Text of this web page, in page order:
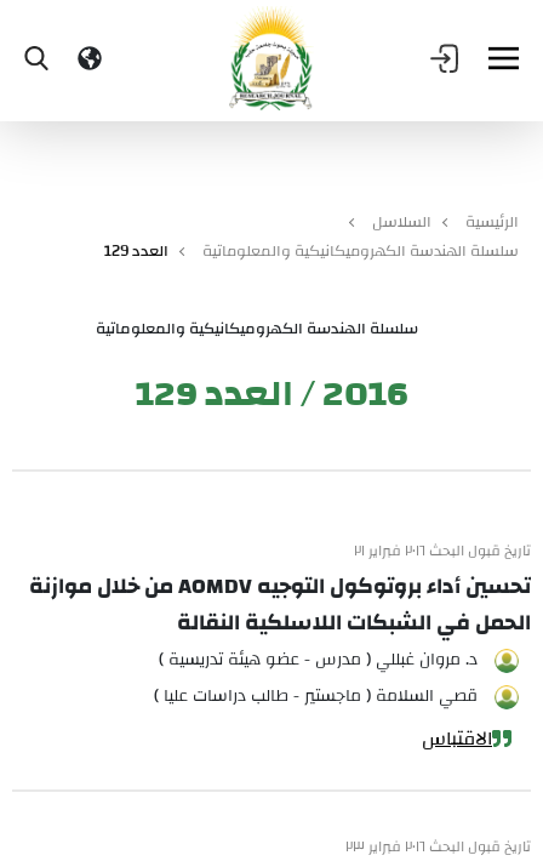
الرئيسية
السلاسل
سلسلة الهندسة الكهروميكانيكية والمعلوماتية
العدد 129
سلسلة الهندسة الكهروميكانيكية والمعلوماتية
2016 / العدد 129
تاريخ قبول البحث ٢٠١٦ فبراير ٢١
تحسين أداء بروتوكول التوجيه AOMDV من خلال موازنة
الحمل في الشبكات اللاسلكية النقالة
د. مروان غبللي ( مدرس - عضو هيئة تدريسية )
قصي السلامة ( ماجستير - طالب دراسات عليا )
الاقتباس
تاريخ قبول البحث ٢٠١٦ فبراير ٢٣